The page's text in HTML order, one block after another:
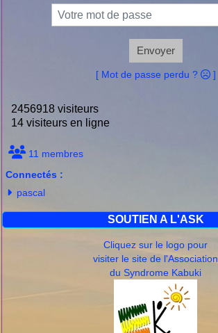
Envoyer
[ Mot de passe perdu ? ]
2456918 visiteurs
14 visiteurs en ligne
11 membres
Connectés :
pascal
SOUTIEN A L'ASK
Cliquez sur le logo pour
visiter le site de l'Association
du Syndrome Kabuki